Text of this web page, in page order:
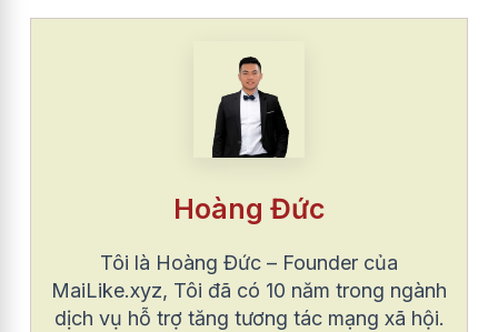
Hoàng Đức
Tôi là Hoàng Đức – Founder của
MaiLike.xyz, Tôi đã có 10 năm trong ngành
dịch vụ hỗ trợ tăng tương tác mạng xã hội.